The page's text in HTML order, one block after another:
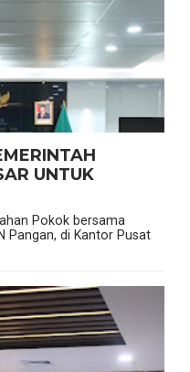
UNTUK
Pokok bersama
Pangan, di Kantor Pusat